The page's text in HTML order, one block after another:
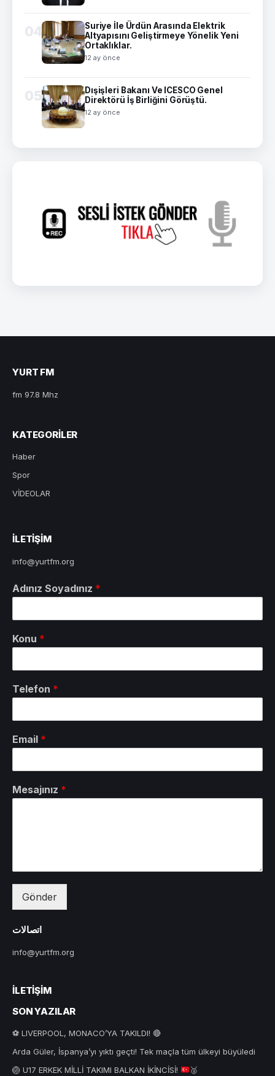
04
Suriye İle Ürdün Arasında Elektrik
Altyapısını Geliştirmeye Yönelik Yeni
Ortaklıklar.
12 ay önce
05
Dışişleri Bakanı Ve ICESCO Genel
Direktörü İş Birliğini Görüştü.
12 ay önce
YURT FM
fm 97.8 Mhz
KATEGORILER
Haber
Spor
VİDEOLAR
ILETIŞIM
info@yurtfm.org
Adınız Soyadınız *
Konu *
Telefon *
Email *
Mesajınız *
Gönder
اتصالات
info@yurtfm.org
İLETIŞIM
SON YAZILAR
⚽ LIVERPOOL, MONACO’YA TAKILDI! 🔴
Arda Güler, İspanya’yı yıktı geçti! Tek maçla tüm ülkeyi büyüledi
🏐 U17 ERKEK MİLLİ TAKIMI BALKAN İKİNCİSİ! 🥈